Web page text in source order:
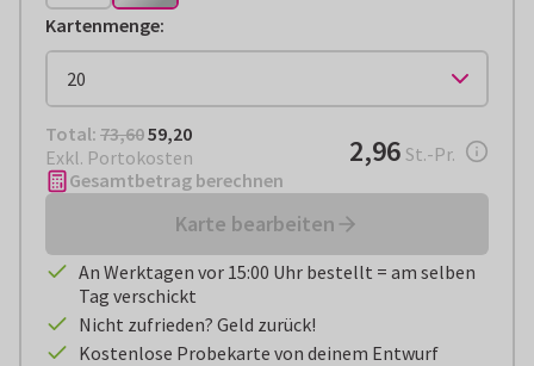
Kartenmenge:
Total: € 59,20
Total: 73,6059,20
Exkl. Portokosten
€ 2,96pro Stück
2,96 St.-Pr.
Gesamtbetrag berechnen
Karte bearbeiten
An Werktagen vor 15:00 Uhr bestellt = am selben
Tag verschickt
Nicht zufrieden? Geld zurück!
Kostenlose Probekarte von deinem Entwurf